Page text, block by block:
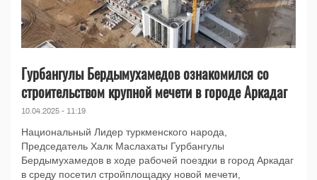
Гурбангулы Бердымухамедов ознакомился со
строительством крупной мечети в городе Аркадаг
10.04.2025 - 11:19
Национальный Лидер туркменского народа,
Председатель Халк Маслахаты Гурбангулы
Бердымухамедов в ходе рабочей поездки в город Аркадаг
в среду посетил стройплощадку новой мечети,